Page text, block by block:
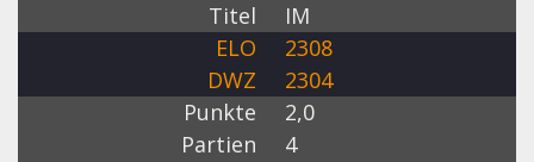
Titel
IM
ELO
2308
DWZ
2304
Punkte
2,0
Partien
4